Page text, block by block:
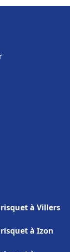
à Villers
à Izon